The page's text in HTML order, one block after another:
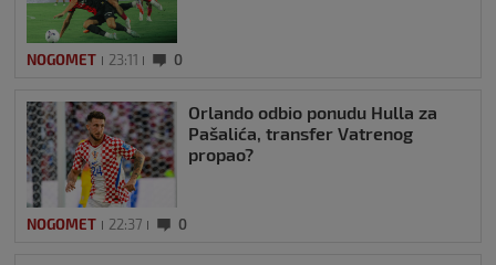
NOGOMET 23:11 0
Orlando odbio ponudu Hulla za
Pašalića, transfer Vatrenog
propao?
NOGOMET 22:37 0